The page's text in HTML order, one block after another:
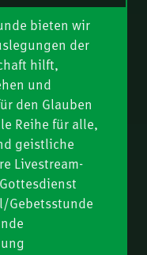
13 |
Auslegung |
9 |
|
37 |
|
Winkler
30 |
|
23 |
|
bieten wir
der
hilft,
und
den Glauben
Reihe für alle,
geistliche
Livestream-
Gebetsstunde